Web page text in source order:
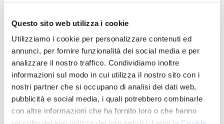
Questo sito web utilizza i cookie
Utilizziamo i cookie per personalizzare contenuti ed
annunci, per fornire funzionalità dei social media e per
analizzare il nostro traffico. Condividiamo inoltre
informazioni sul modo in cui utilizza il nostro sito con i
nostri partner che si occupano di analisi dei dati web,
pubblicità e social media, i quali potrebbero combinarle
con altre informazioni che ha fornito loro o che hanno